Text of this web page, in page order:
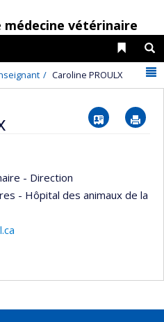
médecine vétérinaire
Liens
Caroline PROULX
Vcard
- Direction
- Hôpital des animaux de la